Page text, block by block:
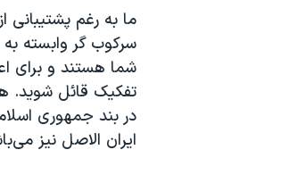
ما به رغم پشتیبانی
سرکوب گر وابسته
شما هستند و برای
تفکیک قائل شوید.
در بند جمهوری
ایران الاصل نیز